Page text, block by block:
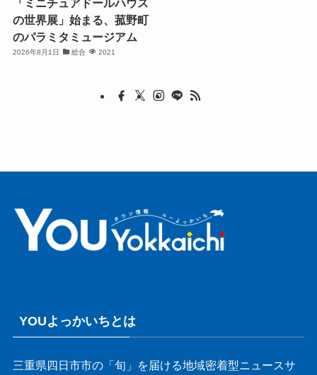
「ミニチュアドールハウス
の世界展」始まる、菰野町
のパラミタミュージアム
2026年8月1日 総合 2021
YOUよっかいちとは
三重県四日市市の「旬」を届ける地域密着型ニュースサ